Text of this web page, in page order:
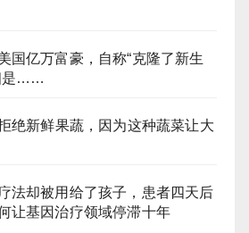
国亿万富豪，自称“克隆了新生
是……
绝新鲜果蔬，因为这种蔬菜让大
法却被用给了孩子，患者四天后
让基因治疗领域停滞十年